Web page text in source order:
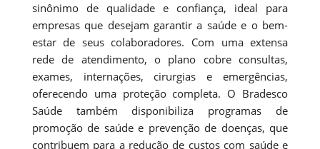
sinônimo de qualidade e confiança, ideal para
empresas que desejam garantir a saúde e o bem-
estar de seus colaboradores. Com uma extensa
rede de atendimento, o plano cobre consultas,
exames, internações, cirurgias e emergências,
oferecendo uma proteção completa. O Bradesco
Saúde também disponibiliza programas de
promoção de saúde e prevenção de doenças, que
contribuem para a redução de custos com saúde e